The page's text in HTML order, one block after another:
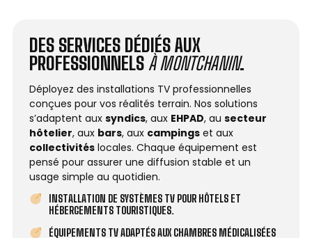
DES SERVICES DÉDIÉS AUX
PROFESSIONNELS À MONTCHANIN.
Déployez des installations TV professionnelles
conçues pour vos réalités terrain. Nos solutions
s’adaptent aux syndics, aux EHPAD, au secteur
hôtelier, aux bars, aux campings et aux
collectivités locales. Chaque équipement est
pensé pour assurer une diffusion stable et un
usage simple au quotidien.
INSTALLATION DE SYSTÈMES TV POUR HÔTELS ET
HÉBERGEMENTS TOURISTIQUES.
ÉQUIPEMENTS TV ADAPTÉS AUX CHAMBRES MÉDICALISÉES